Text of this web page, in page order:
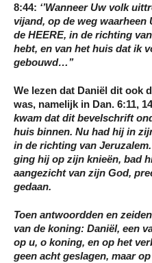
8:44: ‘’Wanneer Uw volk
vijand, op de weg waarheen
de HEERE, in de richting
hebt, en van het huis dat ik
gebouwd…’’
We lezen dat Daniël dit ook
was, namelijk in Dan. 6:11,
kwam dat dit bevelschrift
huis binnen. Nu had hij in
in de richting van Jeruzalem
ging hij op zijn knieën, bad
aangezicht van zijn God,
gedaan.
Toen antwoordden en
van de koning: Daniël, een
op u, o koning, en op het
geen acht geslagen, maar